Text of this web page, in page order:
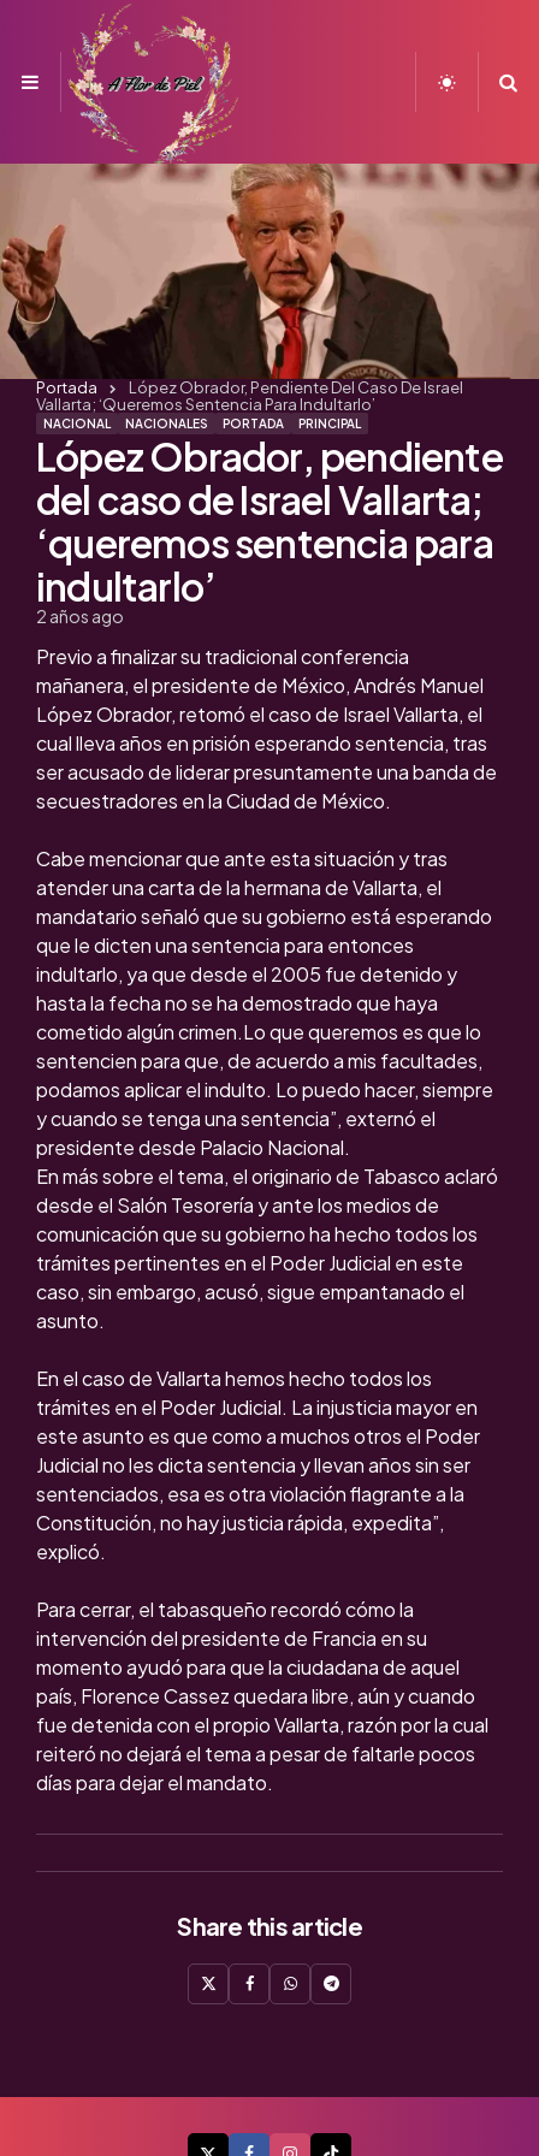
Menu
NACIONAL NACIONALES PORTADA PRINCIPAL
López Obrador, pendiente
del caso de Israel Vallarta;
‘queremos sentencia para
indultarlo’
2 años ago
Portada
López Obrador, Pendiente Del Caso De Israel
Vallarta; ‘queremos Sentencia Para Indultarlo’
Previo a finalizar su tradicional conferencia
mañanera, el presidente de México, Andrés Manuel
López Obrador, retomó el caso de Israel Vallarta, el
cual lleva años en prisión esperando sentencia, tras
ser acusado de liderar presuntamente una banda de
secuestradores en la Ciudad de México.
Cabe mencionar que ante esta situación y tras
atender una carta de la hermana de Vallarta, el
mandatario señaló que su gobierno está esperando
que le dicten una sentencia para entonces
indultarlo, ya que desde el 2005 fue detenido y
hasta la fecha no se ha demostrado que haya
cometido algún crimen.Lo que queremos es que lo
sentencien para que, de acuerdo a mis facultades,
podamos aplicar el indulto. Lo puedo hacer, siempre
y cuando se tenga una sentencia”, externó el
presidente desde Palacio Nacional.
En más sobre el tema, el originario de Tabasco aclaró
desde el Salón Tesorería y ante los medios de
comunicación que su gobierno ha hecho todos los
trámites pertinentes en el Poder Judicial en este
caso, sin embargo, acusó, sigue empantanado el
asunto.
En el caso de Vallarta hemos hecho todos los
trámites en el Poder Judicial. La injusticia mayor en
este asunto es que como a muchos otros el Poder
Judicial no les dicta sentencia y llevan años sin ser
sentenciados, esa es otra violación flagrante a la
Constitución, no hay justicia rápida, expedita”,
explicó.
Para cerrar, el tabasqueño recordó cómo la
intervención del presidente de Francia en su
momento ayudó para que la ciudadana de aquel
país, Florence Cassez quedara libre, aún y cuando
fue detenida con el propio Vallarta, razón por la cual
reiteró no dejará el tema a pesar de faltarle pocos
días para dejar el mandato.
Share this article